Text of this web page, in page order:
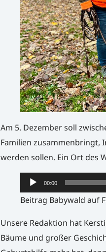
Am 5. Dezember soll
Familien zusammenbringt,
werden sollen. Ein Ort des
Audio-
Player
00:00
Beitrag Babywald auf
Unsere Redaktion hat
Bäume und großer